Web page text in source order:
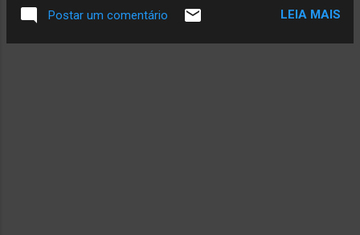
sudo apt update; sudo apt update sudo apt-get dist-upgrade
Postar um comentário LEIA MAIS